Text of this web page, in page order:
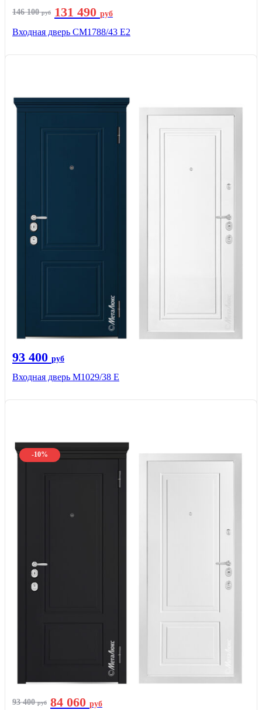
146 100руб 131 490 руб
Входная дверь СМ1788/43 E2
93 400 руб
Входная дверь М1029/38 E
-10%
93 400руб 84 060 руб